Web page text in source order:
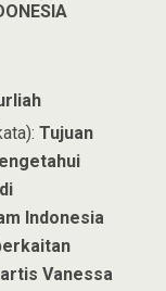
Tujuan
Indonesia
Vanessa